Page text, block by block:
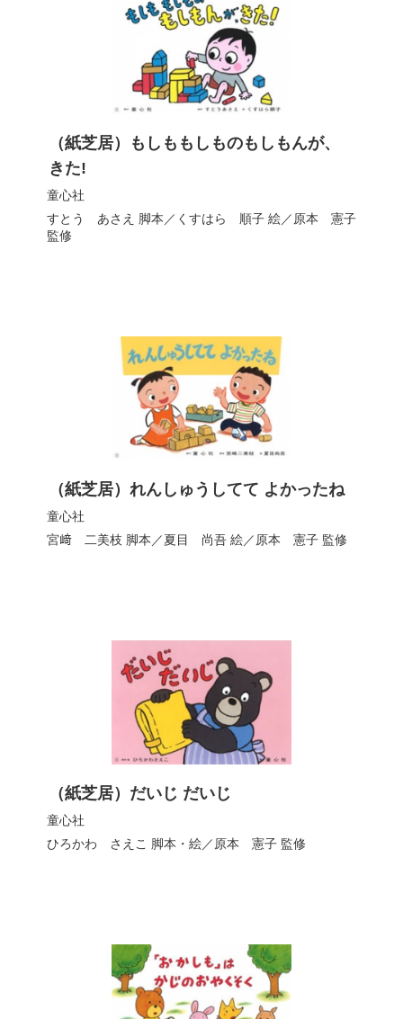
（紙芝居）もしももしものもしもんが、
きた!
童心社
すとう あさえ 脚本／ くすはら 順子絵／ 原本 憲子
監修
（紙芝居）れんしゅうしてて よかったね
童心社
宮﨑 二美枝 脚本／夏目 尚吾絵／ 原本 憲子監修
（紙芝居）だいじ だいじ
童心社
ひろかわ さえこ 脚本・絵／ 原本 憲子監修